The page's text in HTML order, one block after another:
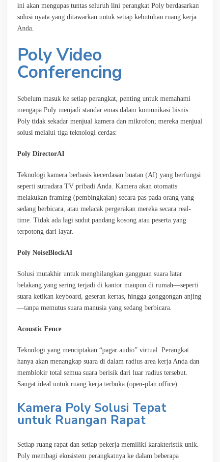
ini akan mengupas tuntas seluruh lini perangkat Poly berdasarkan
solusi nyata yang ditawarkan untuk setiap kebutuhan ruang kerja
Anda.
Poly Video
Conferencing
Sebelum masuk ke setiap perangkat, penting untuk memahami
mengapa Poly menjadi standar emas dalam komunikasi bisnis.
Poly tidak sekadar menjual kamera dan mikrofon; mereka menjual
solusi melalui tiga teknologi cerdas:
Poly DirectorAI
Teknologi kamera berbasis kecerdasan buatan (AI) yang berfungsi
seperti sutradara TV pribadi Anda. Kamera akan otomatis
melakukan framing (pembingkaian) secara pas pada orang yang
sedang berbicara, atau melacak pergerakan mereka secara real-
time. Tidak ada lagi sudut pandang kosong atau peserta yang
terpotong dari layar.
Poly NoiseBlockAI
Solusi mutakhir untuk menghilangkan gangguan suara latar
belakang yang sering terjadi di kantor maupun di rumah—seperti
suara ketikan keyboard, geseran kertas, hingga gonggongan anjing
—tanpa memutus suara manusia yang sedang berbicara.
Acoustic Fence
Teknologi yang menciptakan “pagar audio” virtual. Perangkat
hanya akan menangkap suara di dalam radius area kerja Anda dan
memblokir total semua suara berisik dari luar radius tersebut.
Sangat ideal untuk ruang kerja terbuka (open-plan office).
Kamera Poly Solusi Tepat
untuk Ruangan Rapat
Setiap ruang rapat dan setiap pekerja memiliki karakteristik unik.
Poly membagi ekosistem perangkatnya ke dalam beberapa